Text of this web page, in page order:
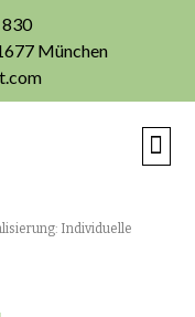
München
Individuelle